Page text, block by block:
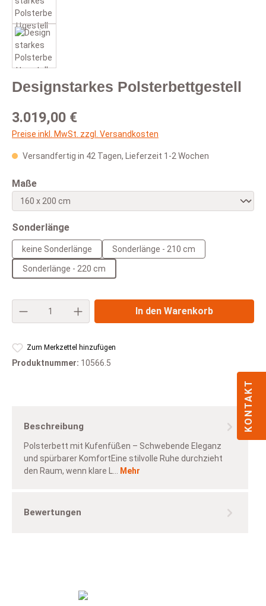
Designstarkes Polsterbettgestell
Regulärer Preis:
3.019,00 €
Preise inkl. MwSt. zzgl. Versandkosten
Versandfertig in 42 Tagen, Lieferzeit 1-2 Wochen
Maßeauswählen
Sonderlängeauswählen
keine Sonderlänge Sonderlänge - 210 cm
Sonderlänge - 220 cm
Produkt Anzahl: Gib den gewünschten
In den Warenkorb
Zum Merkzettel hinzufügen
Produktnummer: 10566.5
Beschreibung
Polsterbett mit Kufenfüßen – Schwebende Eleganz
und spürbarer KomfortEine stilvolle Ruhe durchzieht
den Raum, wenn klare L…
Mehr
Bewertungen
KONTAKT